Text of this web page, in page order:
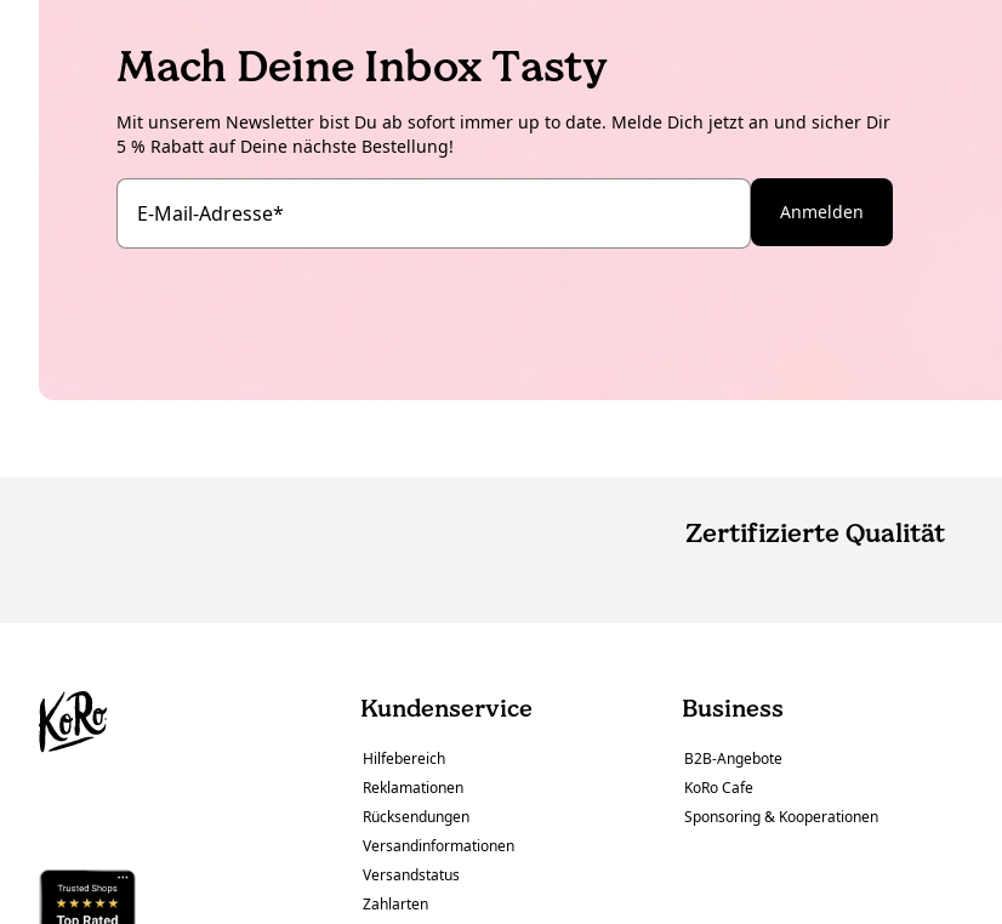
Mach Deine Inbox Tasty
Mit unserem Newsletter bist Du ab sofort immer up to date. Melde Dich jetzt an und sicher Dir
5 % Rabatt auf Deine nächste Bestellung!
E-Mail-Adresse* Anmelden
Zertifizierte Qualität
Kundenservice
Hilfebereich
Reklamationen
Rücksendungen
Versandinformationen
Versandstatus
Zahlarten
Business
B2B-Angebote
KoRo Cafe
Sponsoring & Kooperationen